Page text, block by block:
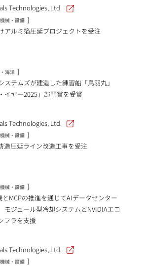
Technologies, Ltd.
械・設備 ]
アルミ箔圧延プロジェクトを受注
海洋 ]
ステムズが建造した練習船「鳥羽丸」
イヤー2025」部門賞を受賞
Technologies, Ltd.
械・設備 ]
造圧延ライン改造工事を受注
械・設備 ]
MCPの推進を通じてAIデータセンター
ジュール型冷却システムとNVIDIAエコ
フラを支援
Technologies, Ltd.
械・設備 ]